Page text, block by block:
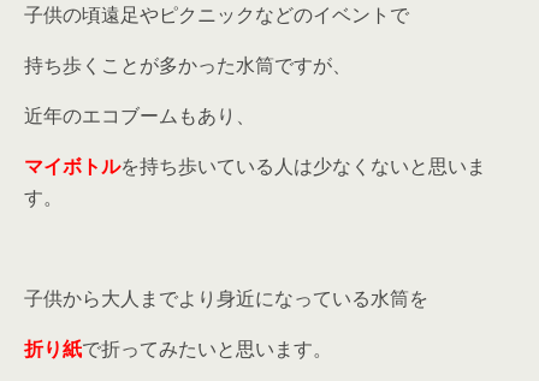
子供の頃遠足やピクニックなどのイベントで
持ち歩くことが多かった水筒ですが、
近年のエコブームもあり、
マイボトルを持ち歩いている人は少なくないと思いま
す。
子供から大人までより身近になっている水筒を
折り紙で折ってみたいと思います。